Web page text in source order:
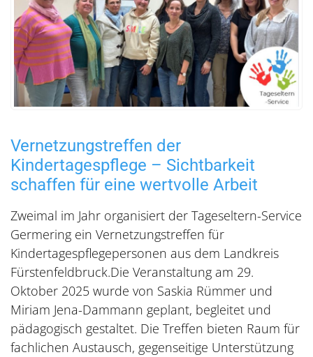
Vernetzungstreffen der
Kindertagespflege – Sichtbarkeit
schaffen für eine wertvolle Arbeit
Zweimal im Jahr organisiert der Tageseltern-Service
Germering ein Vernetzungstreffen für
Kindertagespflegepersonen aus dem Landkreis
Fürstenfeldbruck.Die Veranstaltung am 29.
Oktober 2025 wurde von Saskia Rümmer und
Miriam Jena-Dammann geplant, begleitet und
pädagogisch gestaltet. Die Treffen bieten Raum für
fachlichen Austausch, gegenseitige Unterstützung